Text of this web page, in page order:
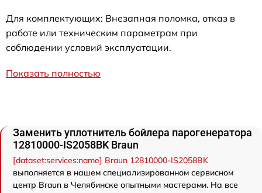
Для комплектующих: Внезапная поломка, отказ в
работе или техническим параметрам при
соблюдении условий эксплуатации.
Показать полностью
Заменить уплотнитель бойлера парогенератора
12810000-IS2058BK Braun
[dataset:services:name] Braun 12810000-IS2058BK
выполняется в нашем специализированном сервисном
центр Braun в Челябинске опытными мастерами. На все